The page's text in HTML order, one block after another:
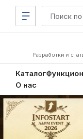
Разработки и
Каталог
О нас